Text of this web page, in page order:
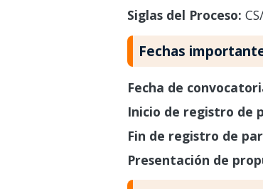
Siglas del Proceso:
Fechas
Fecha de
Inicio de registro de
Fin de registro de
Presentación de